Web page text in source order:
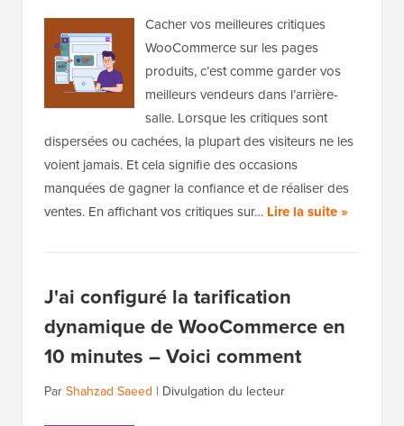
Cacher vos meilleures critiques
WooCommerce sur les pages
produits, c’est comme garder vos
meilleurs vendeurs dans l’arrière-
salle. Lorsque les critiques sont
dispersées ou cachées, la plupart des visiteurs ne les
voient jamais. Et cela signifie des occasions
manquées de gagner la confiance et de réaliser des
ventes. En affichant vos critiques sur… Lire la suite »
J'ai configuré la tarification
dynamique de WooCommerce en
10 minutes – Voici comment
ParShahzad Saeed | Divulgation du lecteur